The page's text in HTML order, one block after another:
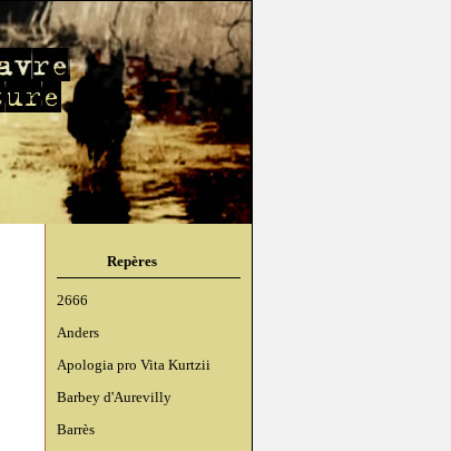
Repères
2666
Anders
Apologia pro Vita Kurtzii
Barbey d'Aurevilly
Barrès